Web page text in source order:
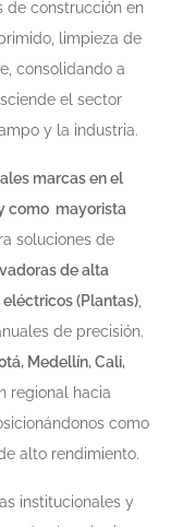
de construcción en
limpieza de
consolidando a
el sector
y la industria.
marcas en el
como mayorista
soluciones de
de alta
(Plantas)
de precisión.
Medellín, Cali,
regional hacia
como
alto rendimiento.
institucionales y